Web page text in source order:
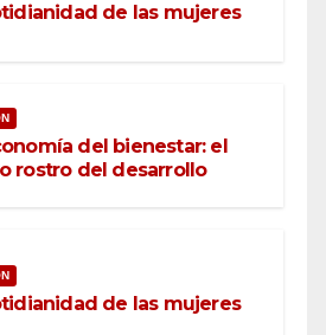
de las mujeres
del bienestar: el
rostro del desarrollo
de las mujeres